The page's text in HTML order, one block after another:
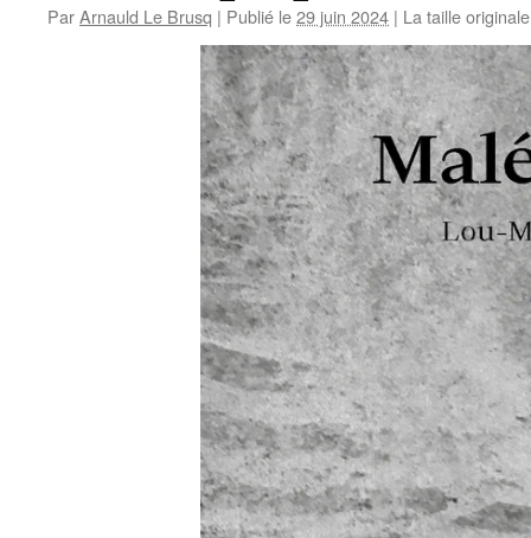
ParArnauld Le Brusq | Publié le29 juin 2024 | La taille